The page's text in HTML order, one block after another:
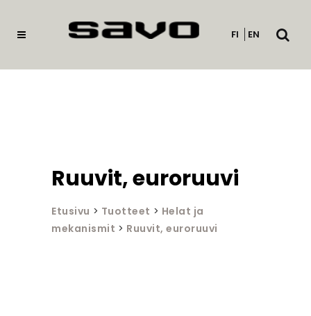
FI EN
Avaa
Ruuvit, euroruuvi
Etusivu > Tuotteet > Helat ja
mekanismit > Ruuvit, euroruuvi